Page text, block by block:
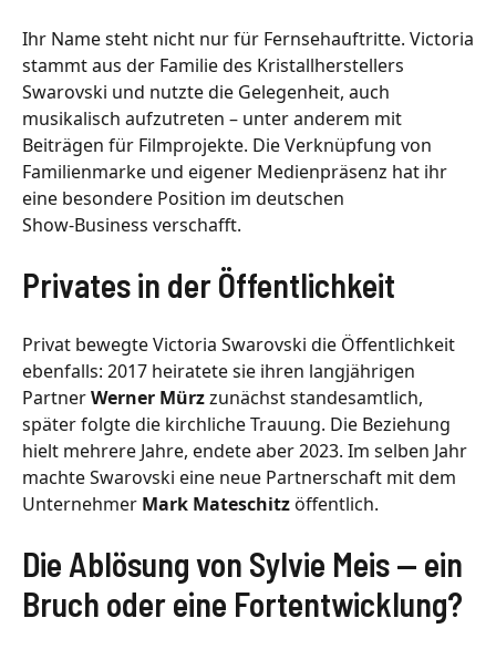
Ihr Name steht nicht nur für Fernsehauftritte. Victoria
stammt aus der Familie des Kristallherstellers
Swarovski und nutzte die Gelegenheit, auch
musikalisch aufzutreten – unter anderem mit
Beiträgen für Filmprojekte. Die Verknüpfung von
Familienmarke und eigener Medienpräsenz hat ihr
eine besondere Position im deutschen
Show‑Business verschafft.
Privates in der Öffentlichkeit
Privat bewegte Victoria Swarovski die Öffentlichkeit
ebenfalls: 2017 heiratete sie ihren langjährigen
PartnerWerner Mürzzunächst standesamtlich,
später folgte die kirchliche Trauung. Die Beziehung
hielt mehrere Jahre, endete aber 2023. Im selben Jahr
machte Swarovski eine neue Partnerschaft mit dem
Unternehmer Mark Mateschitzöffentlich.
Die Ablösung von Sylvie Meis — ein
Bruch oder eine Fortentwicklung?